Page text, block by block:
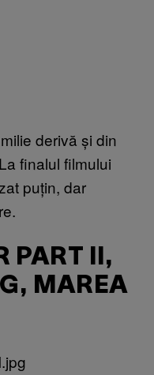
derivă și din
finalul filmului
puțin, dar
PART II,
MAREA